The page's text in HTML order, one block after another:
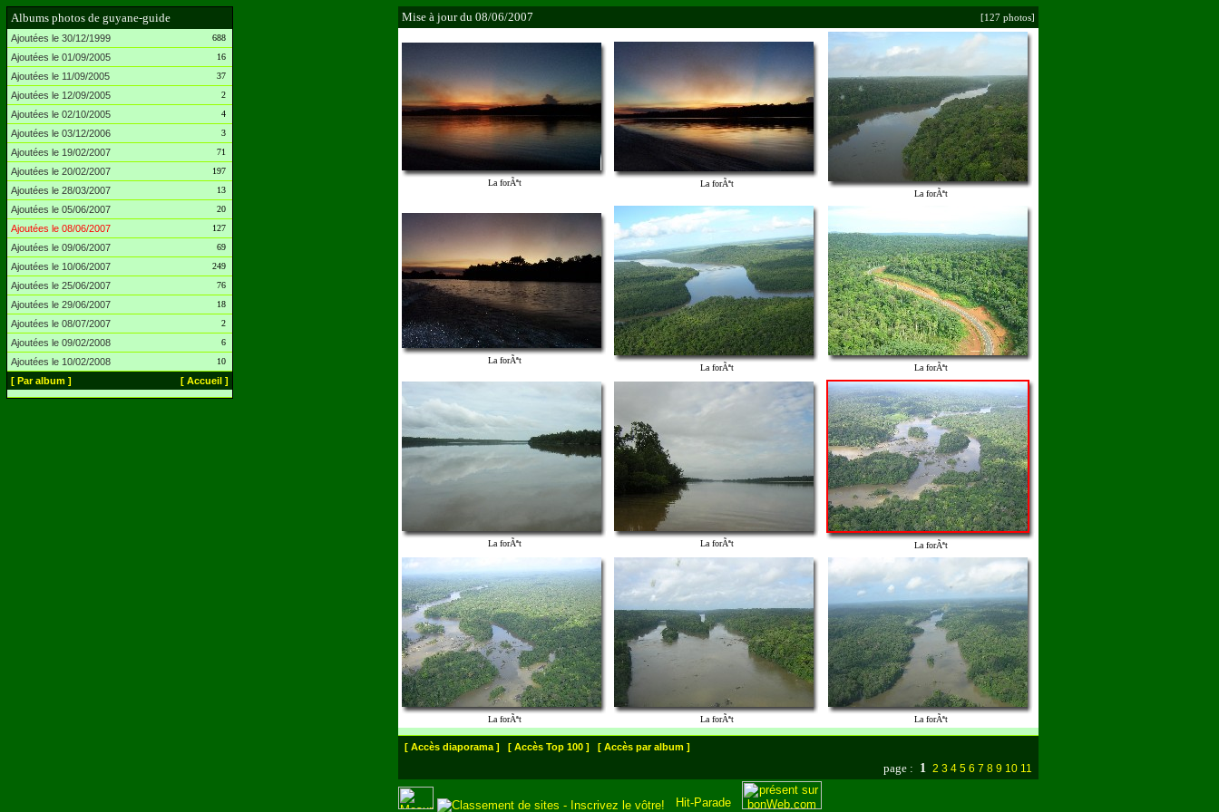
Albums photos de guyane-guide
Ajoutées le 30/12/1999 688
Ajoutées le 01/09/2005 16
Ajoutées le 11/09/2005 37
Ajoutées le 12/09/2005 2
Ajoutées le 02/10/2005 4
Ajoutées le 03/12/2006 3
Ajoutées le 19/02/2007 71
Ajoutées le 20/02/2007 197
Ajoutées le 28/03/2007 13
Ajoutées le 05/06/2007 20
Ajoutées le 08/06/2007 127
Ajoutées le 09/06/2007 69
Ajoutées le 10/06/2007 249
Ajoutées le 25/06/2007 76
Ajoutées le 29/06/2007 18
Ajoutées le 08/07/2007 2
Ajoutées le 09/02/2008 6
Ajoutées le 10/02/2008 10
[ Par album ] [ Accueil ]
Mise à jour du 08/06/2007 [127 photos]
La forÃªt
La forÃªt
La forÃªt
La forÃªt
La forÃªt La forÃªt
La forÃªt La forÃªt La forÃªt
La forÃªt La forÃªt La forÃªt
[ Accès diaporama ] [ Accès Top 100 ] [ Accès par album ]
page : 1 2 3 4 5 6 7 8 9 10 11